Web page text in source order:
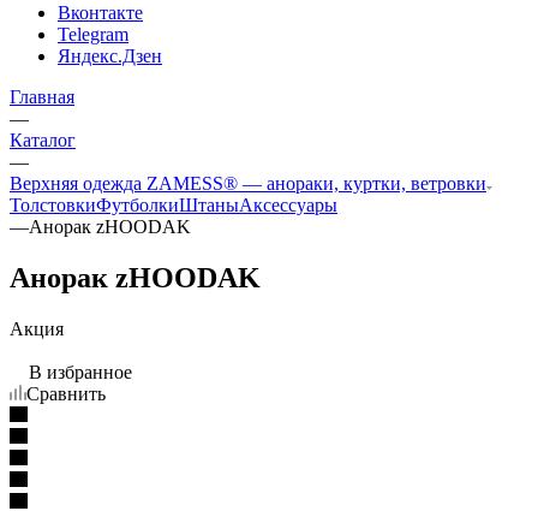
Вконтакте
Telegram
Яндекс.Дзен
Главная
—
Каталог
—
Верхняя одежда ZAMESS® — анораки, куртки, ветровки
ТолстовкиФутболкиШтаныАксессуары
—Анорак zHOODAK
Анорак zHOODAK
Акция
В избранное
Сравнить